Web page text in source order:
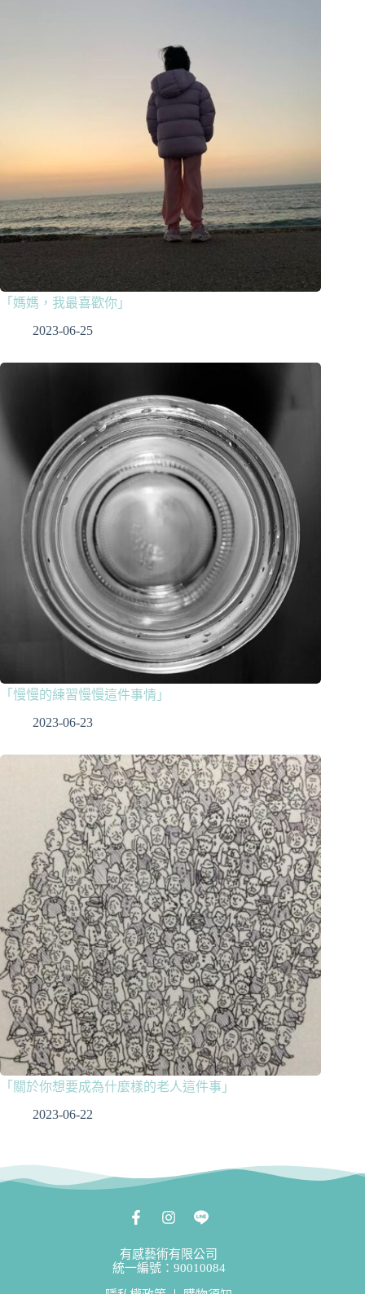
「媽媽，我最喜歡你」
2023-06-25
「慢慢的練習慢慢這件事情」
2023-06-23
「關於你想要成為什麼樣的老人這件事」
2023-06-22
有感藝術有限公司
統一編號：90010084